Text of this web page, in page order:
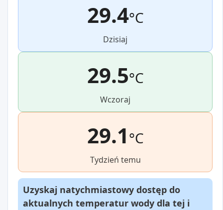
29.4°C
Dzisiaj
29.5°C
Wczoraj
29.1°C
Tydzień temu
Uzyskaj natychmiastowy dostęp do
aktualnych temperatur wody dla tej i